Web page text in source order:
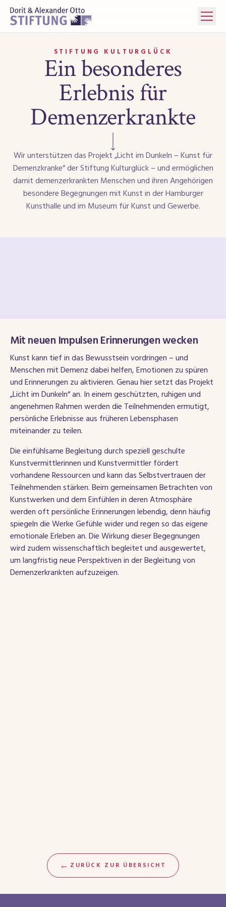
STIFTUNG KULTURGLÜCK
Ein besonderes
Erlebnis für
Demenzerkrankte
Weiter scrollen
Wir unterstützen das Projekt „Licht im Dunkeln – Kunst für
Demenzkranke“ der Stiftung Kulturglück – und ermöglichen
damit demenzerkrankten Menschen und ihren Angehörigen
besondere Begegnungen mit Kunst in der Hamburger
Kunsthalle und im Museum für Kunst und Gewerbe.
Mit neuen Impulsen Erinnerungen wecken
Kunst kann tief in das Bewusstsein vordringen – und
Menschen mit Demenz dabei helfen, Emotionen zu spüren
und Erinnerungen zu aktivieren. Genau hier setzt das Projekt
„Licht im Dunkeln“ an. In einem geschützten, ruhigen und
angenehmen Rahmen werden die Teilnehmenden ermutigt,
persönliche Erlebnisse aus früheren Lebensphasen
miteinander zu teilen.
Die einfühlsame Begleitung durch speziell geschulte
Kunstvermittlerinnen und Kunstvermittler fördert
vorhandene Ressourcen und kann das Selbstvertrauen der
Teilnehmenden stärken. Beim gemeinsamen Betrachten von
Kunstwerken und dem Einfühlen in deren Atmosphäre
werden oft persönliche Erinnerungen lebendig, denn häufig
spiegeln die Werke Gefühle wider und regen so das eigene
emotionale Erleben an. Die Wirkung dieser Begegnungen
wird zudem wissenschaftlich begleitet und ausgewertet,
um langfristig neue Perspektiven in der Begleitung von
Demenzerkrankten aufzuzeigen.
← ZURÜCK ZUR ÜBERSICHT